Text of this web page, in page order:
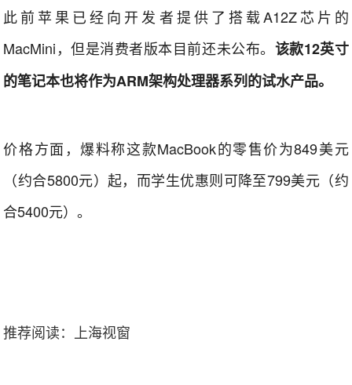
此前苹果已经向开发者提供了搭载A12Z芯片的
MacMini，但是消费者版本目前还未公布。 该款12英寸
的笔记本也将作为ARM架构处理器系列的试水产品。
价格方面，爆料称这款MacBook的零售价为849美元
（约合5800元）起，而学生优惠则可降至799美元（约
合5400元）。
推荐阅读： 上海视窗